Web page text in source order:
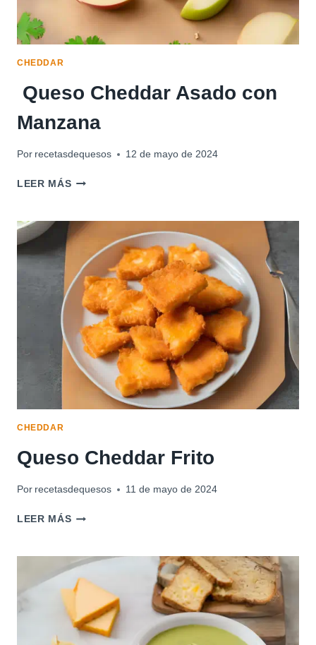
CHEDDAR
Queso Cheddar Asado con
Manzana
Por recetasdequesos 12 de mayo de 2024
LEER MÁSQUESO
CON
MANZANA
CHEDDAR
Queso Cheddar Frito
Por recetasdequesos 11 de mayo de 2024
LEER MÁSQUESO